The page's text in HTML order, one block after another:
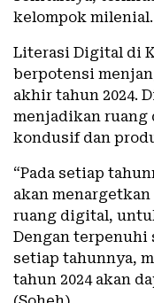
kelompok milenial.
Literasi Digital di
berpotensi
akhir tahun 2024.
menjadikan ruang
kondusif dan
“Pada setiap
akan
ruang digital,
Dengan terpenuhi
setiap tahunnya,
tahun 2024 akan